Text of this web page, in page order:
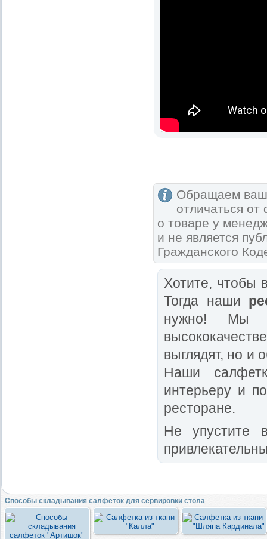
Обращаем
отличаться
о товаре у
и не является
Гражданского
Хотите, чтобы
Тогда наши
нужно! Мы
выглядят, но и
Наши
интерьеру и
ресторане.
Не упустите
Способы складывания салфеток для сервировки стола